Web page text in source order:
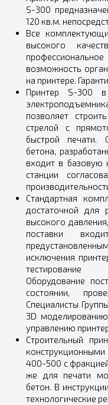
S-300
120 кв.м.
Все
высокого
возможность
на принтере.
Принтер S-300 в
позволяет
стрелой с
быстрой печати.
бетона,
входит в базовую
станции
Стандартная
достаточной
высокого
поставки
исключения
тестирование
Оборудование
состоянии,
Специалисты
3D
управлению
Строительный
400-500 с
же для печати
бетон. В
технологические